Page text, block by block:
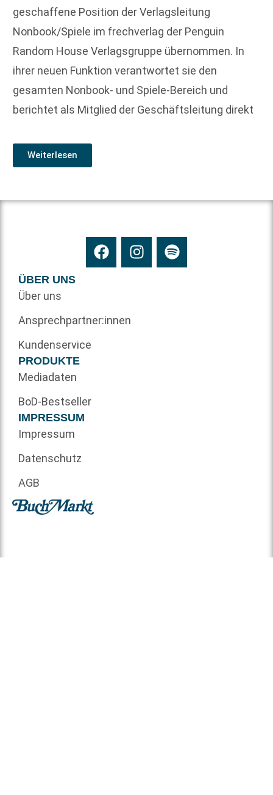
geschaffene Position der Verlagsleitung
Nonbook/Spiele im frechverlag der Penguin
Random House Verlagsgruppe übernommen. In
ihrer neuen Funktion verantwortet sie den
gesamten Nonbook- und Spiele-Bereich und
berichtet als Mitglied der Geschäftsleitung direkt
Weiterlesen
ÜBER UNS
Über uns
Ansprechpartner:innen
Kundenservice
PRODUKTE
Mediadaten
BoD-Bestseller
IMPRESSUM
Impressum
Datenschutz
AGB